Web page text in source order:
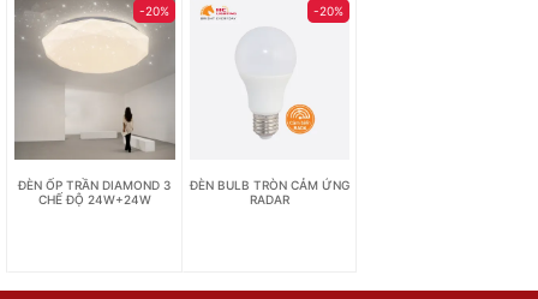
-20%
ĐÈN ỐP TRẦN DIAMOND 3
CHẾ ĐỘ 24W+24W
-20%
ĐÈN BULB TRÒN CẢM ỨNG
RADAR